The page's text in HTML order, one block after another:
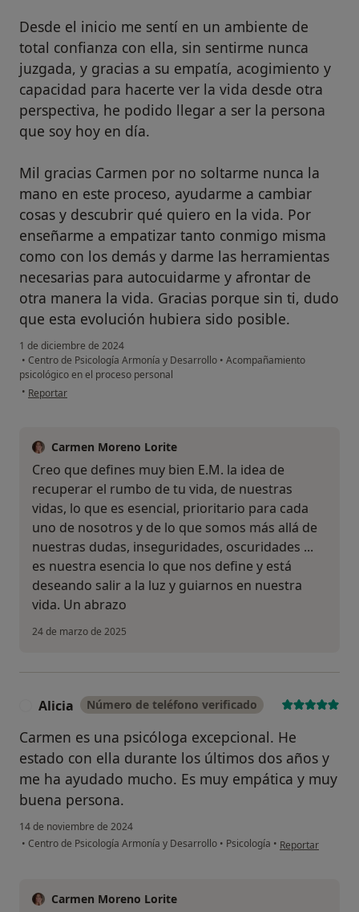
Desde el inicio me sentí en un ambiente de
total confianza con ella, sin sentirme nunca
juzgada, y gracias a su empatía, acogimiento y
capacidad para hacerte ver la vida desde otra
perspectiva, he podido llegar a ser la persona
que soy hoy en día.
Mil gracias Carmen por no soltarme nunca la
mano en este proceso, ayudarme a cambiar
cosas y descubrir qué quiero en la vida. Por
enseñarme a empatizar tanto conmigo misma
como con los demás y darme las herramientas
necesarias para autocuidarme y afrontar de
otra manera la vida. Gracias porque sin ti, dudo
que esta evolución hubiera sido posible.
1 de diciembre de 2024
• Centro de Psicología Armonía y Desarrollo • Acompañamiento
psicológico en el proceso personal
• en opinión del usuario E.M.
Reportar
Carmen Moreno Lorite
Creo que defines muy bien E.M. la idea de
recuperar el rumbo de tu vida, de nuestras
vidas, lo que es esencial, prioritario para cada
uno de nosotros y de lo que somos más allá de
nuestras dudas, inseguridades, oscuridades ...
es nuestra esencia lo que nos define y está
deseando salir a la luz y guiarnos en nuestra
vida. Un abrazo
24 de marzo de 2025
Alicia Número de teléfono verificado
Carmen es una psicóloga excepcional. He
estado con ella durante los últimos dos años y
me ha ayudado mucho. Es muy empática y muy
buena persona.
14 de noviembre de 2024
• Centro de Psicología Armonía y Desarrollo • Psicología • en opinión del
Reportar
Carmen Moreno Lorite